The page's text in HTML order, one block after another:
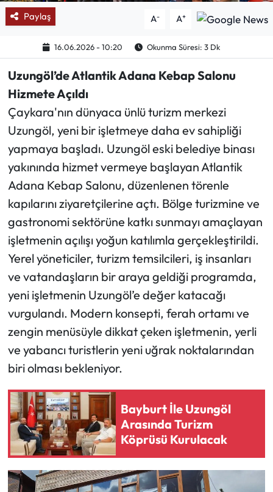
Paylaş A- A+
16.06.2026 - 10:20 Okunma Süresi: 3 Dk
Uzungöl’de Atlantik Adana Kebap Salonu
Hizmete Açıldı
Çaykara'nın dünyaca ünlü turizm merkezi
Uzungöl, yeni bir işletmeye daha ev sahipliği
yapmaya başladı. Uzungöl eski belediye binası
yakınında hizmet vermeye başlayan Atlantik
Adana Kebap Salonu, düzenlenen törenle
kapılarını ziyaretçilerine açtı. Bölge turizmine ve
gastronomi sektörüne katkı sunmayı amaçlayan
işletmenin açılışı yoğun katılımla gerçekleştirildi.
Yerel yöneticiler, turizm temsilcileri, iş insanları
ve vatandaşların bir araya geldiği programda,
yeni işletmenin Uzungöl’e değer katacağı
vurgulandı. Modern konsepti, ferah ortamı ve
zengin menüsüyle dikkat çeken işletmenin, yerli
ve yabancı turistlerin yeni uğrak noktalarından
biri olması bekleniyor.
Bayburt İle Uzungöl
Arasında Turizm
Köprüsü Kurulacak
Karikatür Galeri
BIK
ASTROLOJİ
Spor Yazıları
Mektup Galeri
Ekonomi
Sağlık
Teknoloji